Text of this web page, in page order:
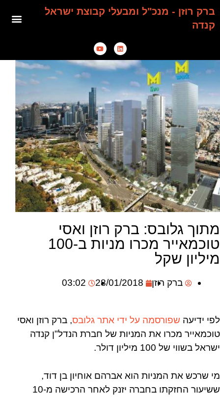
ברק רוזן - מנכ"ל ומבעלי קבוצת ישראל
קנדה
מתוך גלובס: ברק רוזן ואסי
טוכמאייר מכרו מניות ב-100
מיליון שקל
ברק רוזן 28/01/2018
03:02
לפי ידיעה שפורסמה על ידי אתר גלובס, ברק רוזן ואסי
טוכמאייר מכרו את המניות של חברת הנדל"ן קנדה
ישראל בשווי של 100 מיליון דולר.
מי שרכש את המניות הוא אברהם אוחיון בן דוד,
ששיעור החזקתו בחברה יזנק לאחר הרכישה מ-10